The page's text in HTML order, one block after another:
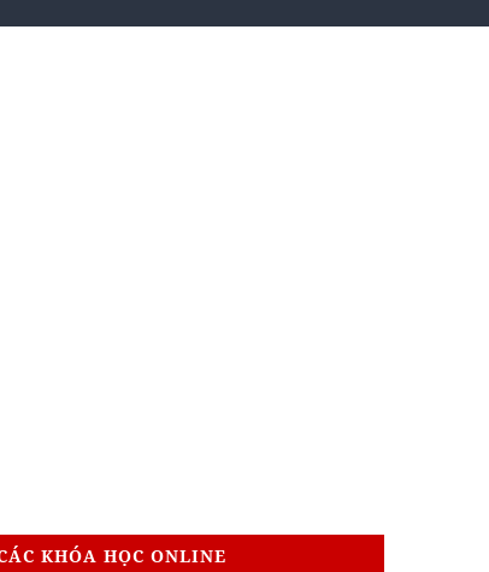
KHÓA HỌC ONLINE